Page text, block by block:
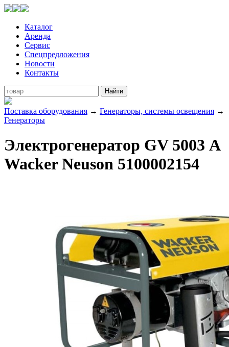
Каталог
Аренда
Сервис
Спецпредложения
Новости
Контакты
Поставка оборудования → Генераторы, системы освещения →
Генераторы
Электрогенератор GV 5003 А
Wacker Neuson 5100002154